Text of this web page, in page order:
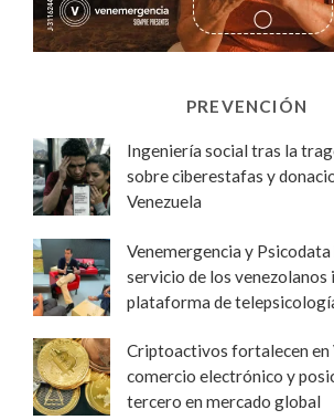
PREVENCIÓN
Ingeniería social tras la
sobre ciberestafas y
Venezuela
Venemergencia y
servicio de los venezolanos
plataforma de
Criptoactivos fortalecen en
comercio electrónico y
tercero en mercado global